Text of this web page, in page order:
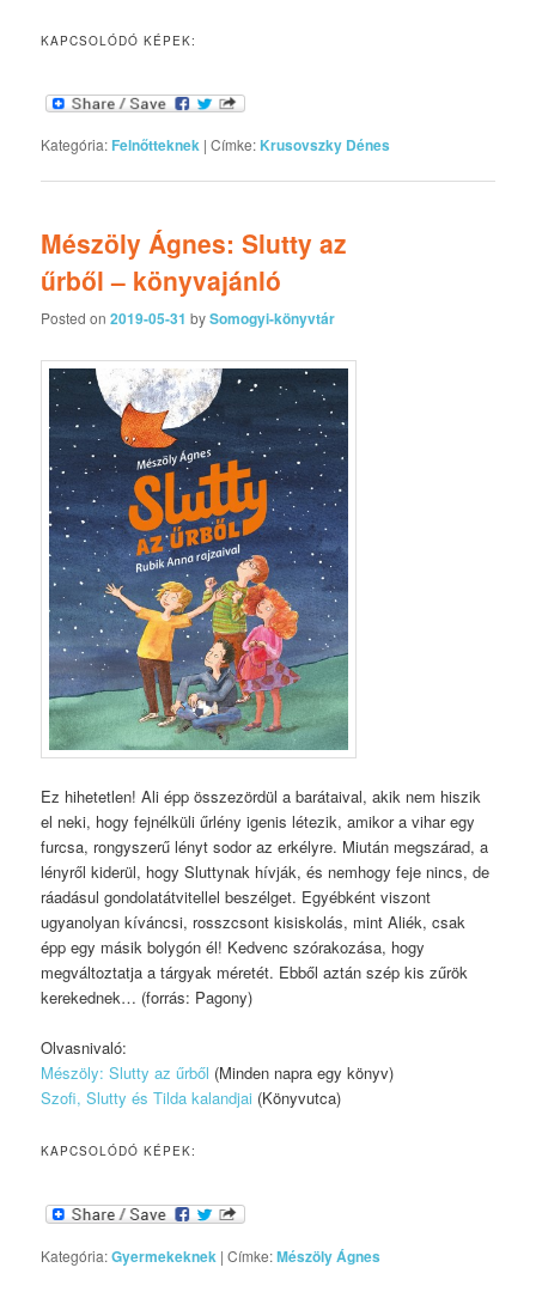
KAPCSOLÓDÓ KÉPEK:
Kategória: Felnőtteknek |Címke: Krusovszky Dénes
Mészöly Ágnes: Slutty az
űrből – könyvajánló
Posted on2019-05-31 bySomogyi-könyvtár
Ez hihetetlen! Ali épp összezördül a barátaival, akik nem hiszik
el neki, hogy fejnélküli űrlény igenis létezik, amikor a vihar egy
furcsa, rongyszerű lényt sodor az erkélyre. Miután megszárad, a
lényről kiderül, hogy Sluttynak hívják, és nemhogy feje nincs, de
ráadásul gondolatátvitellel beszélget. Egyébként viszont
ugyanolyan kíváncsi, rosszcsont kisiskolás, mint Aliék, csak
épp egy másik bolygón él! Kedvenc szórakozása, hogy
megváltoztatja a tárgyak méretét. Ebből aztán szép kis zűrök
kerekednek… (forrás: Pagony)
Olvasnivaló:
Mészöly: Slutty az űrből (Minden napra egy könyv)
Szofi, Slutty és Tilda kalandjai (Könyvutca)
KAPCSOLÓDÓ KÉPEK:
Kategória:Gyermekeknek |Címke:Mészöly Ágnes